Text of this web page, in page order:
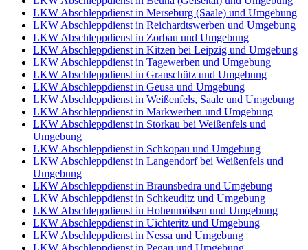
LKW Abschleppdienst in Merseburg (Saale) und Umgebung
LKW Abschleppdienst in Reichardtswerben und Umgebung
LKW Abschleppdienst in Zorbau und Umgebung
LKW Abschleppdienst in Kitzen bei Leipzig und Umgebung
LKW Abschleppdienst in Tagewerben und Umgebung
LKW Abschleppdienst in Granschütz und Umgebung
LKW Abschleppdienst in Geusa und Umgebung
LKW Abschleppdienst in Weißenfels, Saale und Umgebung
LKW Abschleppdienst in Markwerben und Umgebung
LKW Abschleppdienst in Storkau bei Weißenfels und
Umgebung
LKW Abschleppdienst in Schkopau und Umgebung
LKW Abschleppdienst in Langendorf bei Weißenfels und
Umgebung
LKW Abschleppdienst in Braunsbedra und Umgebung
LKW Abschleppdienst in Schkeuditz und Umgebung
LKW Abschleppdienst in Hohenmölsen und Umgebung
LKW Abschleppdienst in Uichteritz und Umgebung
LKW Abschleppdienst in Nessa und Umgebung
LKW Abschleppdienst in Pegau und Umgebung